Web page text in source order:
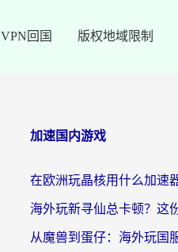
VPN回国 版权地域限制
加速国内游戏